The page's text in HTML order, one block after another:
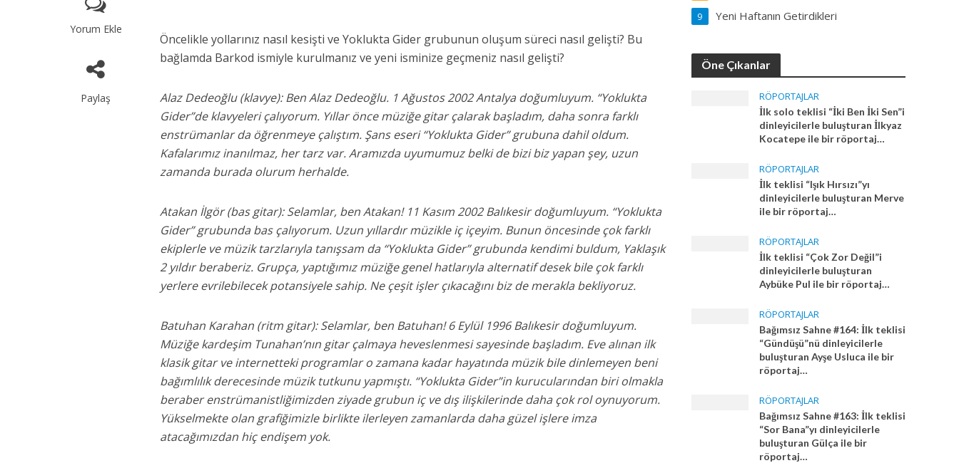
Yorum Ekle
Paylaş
Öncelikle yollarınız nasıl kesişti ve Yoklukta Gider grubunun oluşum süreci nasıl gelişti? Bu
bağlamda Barkod ismiyle kurulmanız ve yeni isminize geçmeniz nasıl gelişti?
Alaz Dedeoğlu (klavye): Ben Alaz Dedeoğlu. 1 Ağustos 2002 Antalya doğumluyum. “Yoklukta
Gider”de klavyeleri çalıyorum. Yıllar önce müziğe gitar çalarak başladım, daha sonra farklı
enstrümanlar da öğrenmeye çalıştım. Şans eseri “Yoklukta Gider” grubuna dahil oldum.
Kafalarımız inanılmaz, her tarz var. Aramızda uyumumuz belki de bizi biz yapan şey, uzun
zamanda burada olurum herhalde.
Atakan İlgör (bas gitar): Selamlar, ben Atakan! 11 Kasım 2002 Balıkesir doğumluyum. “Yoklukta
Gider” grubunda bas çalıyorum. Uzun yıllardır müzikle iç içeyim. Bunun öncesinde çok farklı
ekiplerle ve müzik tarzlarıyla tanışsam da “Yoklukta Gider” grubunda kendimi buldum, Yaklaşık
2 yıldır beraberiz. Grupça, yaptığımız müziğe genel hatlarıyla alternatif desek bile çok farklı
yerlere evrilebilecek potansiyele sahip. Ne çeşit işler çıkacağını biz de merakla bekliyoruz.
Batuhan Karahan (ritm gitar): Selamlar, ben Batuhan! 6 Eylül 1996 Balıkesir doğumluyum.
Müziğe kardeşim Tunahan’nın gitar çalmaya heveslenmesi sayesinde başladım. Eve alınan ilk
klasik gitar ve internetteki programlar o zamana kadar hayatında müzik bile dinlemeyen beni
bağımlılık derecesinde müzik tutkunu yapmıştı. “Yoklukta Gider”in kurucularından biri olmakla
beraber enstrümanistliğimizden ziyade grubun iç ve dış ilişkilerinde daha çok rol oynuyorum.
Yükselmekte olan grafiğimizle birlikte ilerleyen zamanlarda daha güzel işlere imza
atacağımızdan hiç endişem yok.
Yeni Haftanın Getirdikleri
9
Öne Çıkanlar
RÖPORTAJLAR
İlk solo teklisi “İki Ben İki Sen”i
dinleyicilerle buluşturan İlkyaz
Kocatepe ile bir röportaj…
RÖPORTAJLAR
İlk teklisi “Işık Hırsızı”yı
dinleyicilerle buluşturan Merve
ile bir röportaj…
RÖPORTAJLAR
İlk teklisi “Çok Zor Değil”i
dinleyicilerle buluşturan
Aybüke Pul ile bir röportaj…
RÖPORTAJLAR
Bağımsız Sahne #164: İlk teklisi
“Gündüşü”nü dinleyicilerle
buluşturan Ayşe Usluca ile bir
röportaj…
RÖPORTAJLAR
Bağımsız Sahne #163: İlk teklisi
“Sor Bana”yı dinleyicilerle
buluşturan Gülça ile bir
röportaj…